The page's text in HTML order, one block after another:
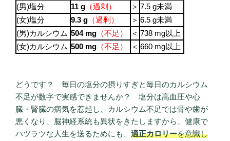
(男)塩分
11 g （過剰） ＞ 7.5 g未満
(女)塩分
9.3 g （過剰） ＞ 6.5 g未満
(男)カルシウム 504 mg （不足） ＜ 738 mg以上
(女)カルシウム 500 mg （不足） ＜ 660 mg以上
どうです？ 毎日の塩分の摂りすぎと毎日のカルシウム
不足が数字で実感できませんか？ 塩分は高血圧や心
臓・腎臓の病気を惹起し、カルシウム不足では骨や歯が
悪くなり、脳神経系統も異状をきたしますから、健康で
ハツラツな人生を送るためにも、 適正カロリーを意識し